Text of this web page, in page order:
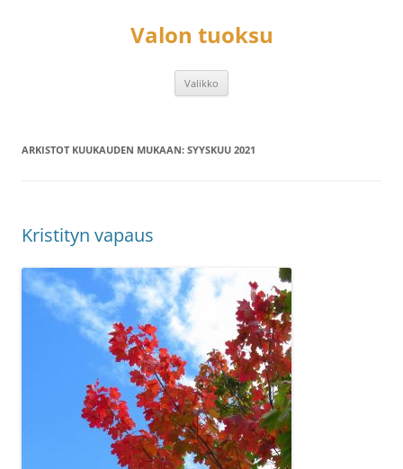
Valon tuoksu
Valikko
ARKISTOT KUUKAUDEN MUKAAN: SYYSKUU 2021
Kristityn vapaus